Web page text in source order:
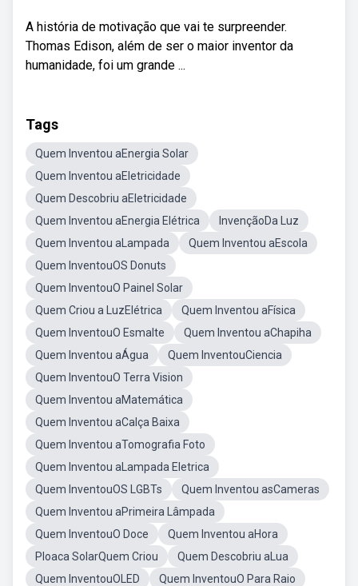
A história de motivação que vai te surpreender.
Thomas Edison, além de ser o maior inventor da
humanidade, foi um grande ...
Tags
Quem Inventou aEnergia Solar
Quem Inventou aEletricidade
Quem Descobriu aEletricidade
Quem Inventou aEnergia Elétrica
InvençãoDa Luz
Quem Inventou aLampada
Quem Inventou aEscola
Quem InventouOS Donuts
Quem InventouO Painel Solar
Quem Criou a LuzElétrica
Quem Inventou aFísica
Quem InventouO Esmalte
Quem Inventou aChapiha
Quem Inventou aÁgua
Quem InventouCiencia
Quem InventouO Terra Vision
Quem Inventou aMatemática
Quem Inventou aCalça Baixa
Quem Inventou aTomografia Foto
Quem Inventou aLampada Eletrica
Quem InventouOS LGBTs
Quem Inventou asCameras
Quem Inventou aPrimeira Lâmpada
Quem InventouO Doce
Quem Inventou aHora
Ploaca SolarQuem Criou
Quem Descobriu aLua
Quem InventouOLED
Quem InventouO Para Raio